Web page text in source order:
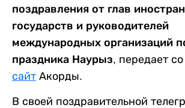
поздравления от глав
государств и руководителей
международных организаций
праздника Наурыз, передает
сайт Акорды.
В своей поздравительной